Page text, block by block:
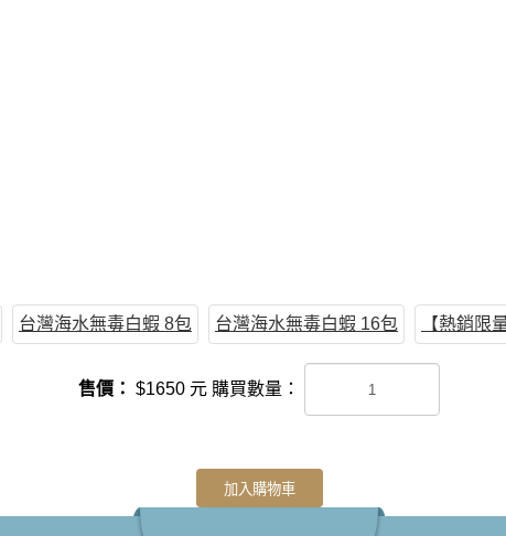
台灣海水無毒白蝦 8包 台灣海水無毒白蝦 16包 【熱銷限
售價： $1650 元 購買數量：
加入購物車